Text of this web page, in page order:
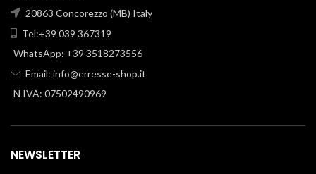
20863 Concorezzo (MB) Italy
Tel:+39 039 367319
WhatsApp: +39 3518273556
Email: info@erresse-shop.it
N IVA: 07502490969
NEWSLETTER